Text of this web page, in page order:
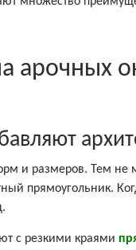
арочных
и размеров. Тем
прямоугольник.
с резкими краями